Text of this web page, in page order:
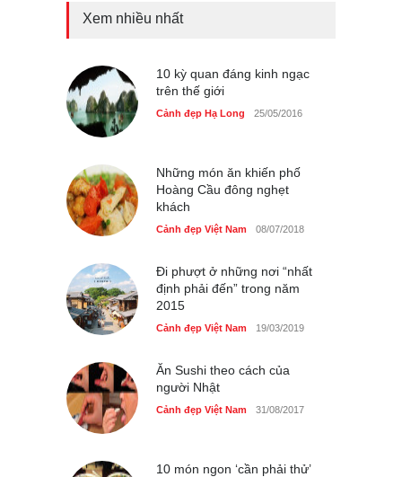
Cảnh đẹp Việt Nam 24/04/2020
Những món ăn đồng quê
Xem nhiều nhất
10 kỳ quan đáng kinh ngạc
trên thế giới
Cảnh đẹp Hạ Long 25/05/2016
Những món ăn khiến phố
Hoàng Cầu đông nghẹt
khách
Cảnh đẹp Việt Nam 08/07/2018
Đi phượt ở những nơi “nhất
định phải đến” trong năm
2015
Cảnh đẹp Việt Nam 19/03/2019
Ăn Sushi theo cách của
người Nhật
Cảnh đẹp Việt Nam 31/08/2017
10 món ngon ‘cần phải thử’